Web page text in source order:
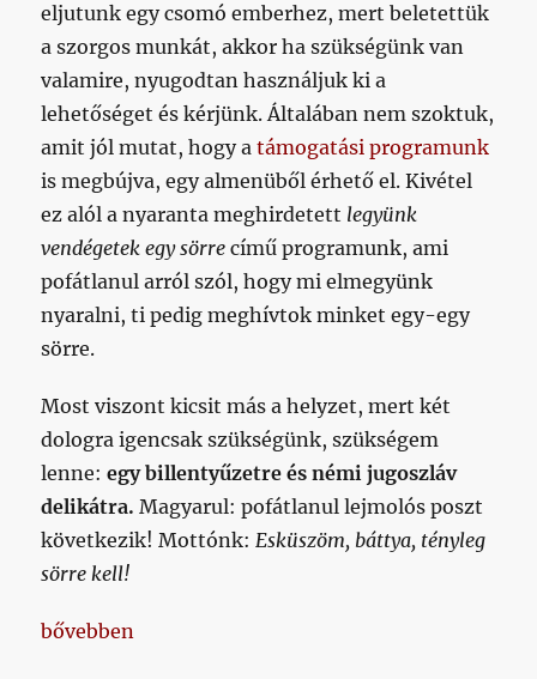
eljutunk egy csomó emberhez, mert beletettük
a szorgos munkát, akkor ha szükségünk van
valamire, nyugodtan használjuk ki a
lehetőséget és kérjünk. Általában nem szoktuk,
amit jól mutat, hogy atámogatási programunk
is megbújva, egy almenüből érhető el. Kivétel
ez alól a nyaranta meghirdetett legyünk
vendégetek egy sörre című programunk, ami
pofátlanul arról szól, hogy mi elmegyünk
nyaralni, ti pedig meghívtok minket egy-egy
sörre.
Most viszont kicsit más a helyzet, mert két
dologra igencsak szükségünk, szükségem
lenne: egy billentyűzetre és némi jugoszláv
delikátra. Magyarul: pofátlanul lejmolós poszt
következik! Mottónk:Esküszöm, báttya, tényleg
sörre kell!
„Jótétszolgálati lejmolós poszt”
bővebben